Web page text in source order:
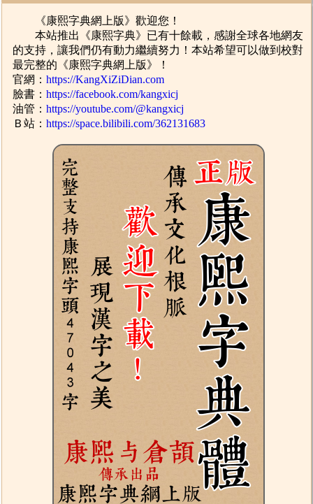
《康熙字典網上版》歡迎您！
本站推出《康熙字典》已有十餘載，感謝全球各地網友
的支持，讓我們仍有動力繼續努力！本站希望可以做到校對
最完整的《康熙字典網上版》！
官網：https://KangXiZiDian.com
臉書：https://facebook.com/kangxicj
油管：https://youtube.com/@kangxicj
Ｂ站：https://space.bilibili.com/362131683